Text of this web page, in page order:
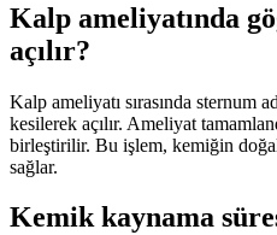
Kalp ameliyatında
açılır?
Kalp ameliyatı sırasında sternum
kesilerek açılır. Ameliyat
birleştirilir. Bu işlem, kemiğin
sağlar.
Kemik kaynama